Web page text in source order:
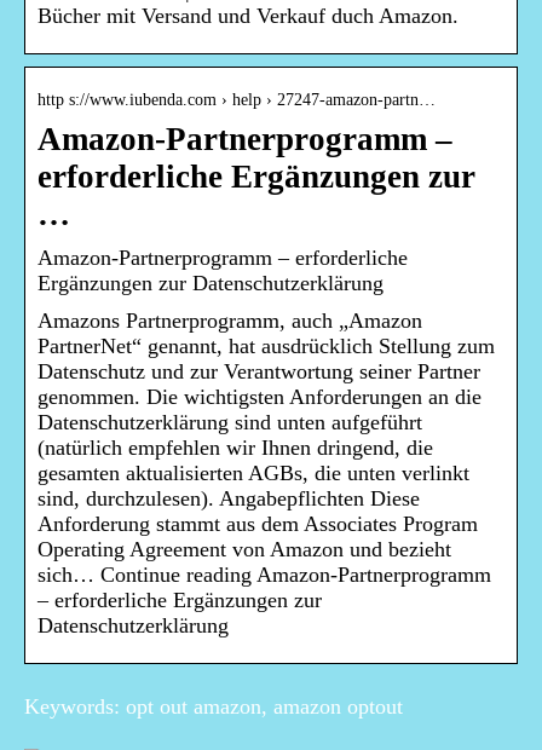
Bücher mit Versand und Verkauf duch Amazon.
http s://www.iubenda.com › help › 27247-amazon-partn…
Amazon-Partnerprogramm –
erforderliche Ergänzungen zur
…
Amazon-Partnerprogramm – erforderliche
Ergänzungen zur Datenschutzerklärung
Amazons Partnerprogramm, auch „Amazon
PartnerNet“ genannt, hat ausdrücklich Stellung zum
Datenschutz und zur Verantwortung seiner Partner
genommen. Die wichtigsten Anforderungen an die
Datenschutzerklärung sind unten aufgeführt
(natürlich empfehlen wir Ihnen dringend, die
gesamten aktualisierten AGBs, die unten verlinkt
sind, durchzulesen). Angabepflichten Diese
Anforderung stammt aus dem Associates Program
Operating Agreement von Amazon und bezieht
sich… Continue reading Amazon-Partnerprogramm
– erforderliche Ergänzungen zur
Datenschutzerklärung
Keywords: opt out amazon, amazon optout